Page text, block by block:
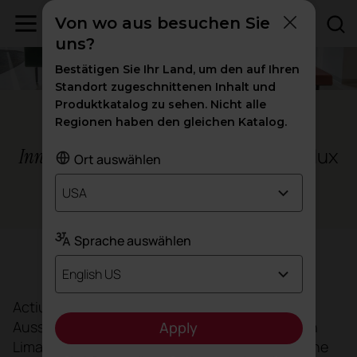
Lima - Peru
Innovation und Design im Raum Decorlux
Actiu ist eine der Marken, die für den neuen
Ausstellungsraum seines Händlers
Decorlux in
Lima, Peru, ausgewählt wurden. Auf einer Fläche
Von wo aus besuchen Sie
uns?
Bestätigen Sie Ihr Land, um den auf Ihren
Standort zugeschnittenen Inhalt und
Produktkatalog zu sehen. Nicht alle
Regionen haben den gleichen Katalog.
Ort auswählen
USA
Sprache auswählen
English US
Apply